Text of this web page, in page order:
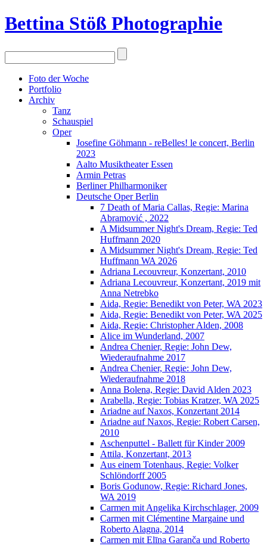
Bettina Stöß Photographie
Foto der Woche
Portfolio
Archiv
Tanz
Schauspiel
Oper
Josefine Göhmann - reBelles! le concert, Berlin
2023
Aalto Musiktheater Essen
Armin Petras
Berliner Philharmoniker
Deutsche Oper Berlin
7 Death of Maria Callas, Regie: Marina
Abramović , 2022
A Midsummer Night's Dream, Regie: Ted
Huffmann 2020
A Midsummer Night's Dream, Regie: Ted
Huffmann WA 2026
Adriana Lecouvreur, Konzertant, 2010
Adriana Lecouvreur, Konzertant, 2019 mit
Anna Netrebko
Aida, Regie: Benedikt von Peter, WA 2023
Aida, Regie: Benedikt von Peter, WA 2025
Aida, Regie: Christopher Alden, 2008
Alice im Wunderland, 2007
Andrea Chenier, Regie: John Dew,
Wiederaufnahme 2017
Andrea Chenier, Regie: John Dew,
Wiederaufnahme 2018
Anna Bolena, Regie: David Alden 2023
Arabella, Regie: Tobias Kratzer, WA 2025
Ariadne auf Naxos, Konzertant 2014
Ariadne auf Naxos, Regie: Robert Carsen,
2010
Aschenputtel - Ballett für Kinder 2009
Attila, Konzertant, 2013
Aus einem Totenhaus, Regie: Volker
Schlöndorff 2005
Boris Godunow, Regie: Richard Jones,
WA 2019
Carmen mit Angelika Kirchschlager, 2009
Carmen mit Clémentine Margaine und
Roberto Alagna, 2014
Carmen mit Elīna Garanča und Roberto